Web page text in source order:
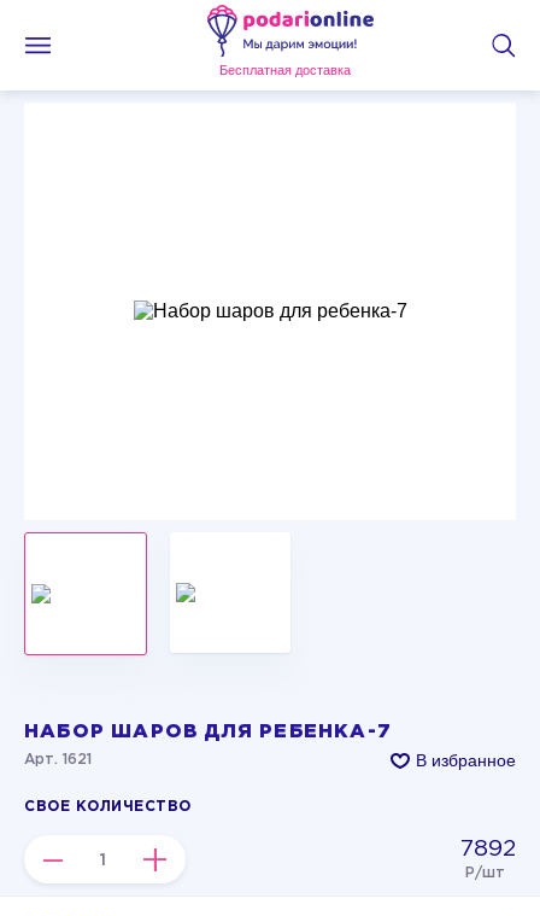
Бесплатная доставка
НАБОР ШАРОВ ДЛЯ РЕБЕНКА-7
Арт. 1621 В избранное
СВОЕ КОЛИЧЕСТВО
– + 7892
Р/шт